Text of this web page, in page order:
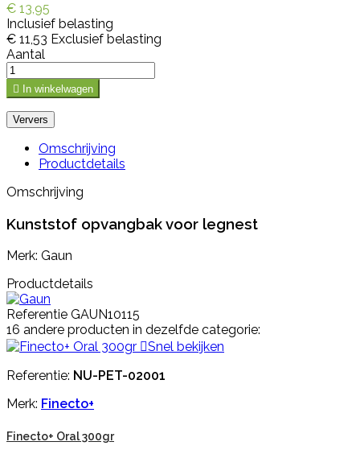
€ 13,95
Inclusief belasting
€ 11,53 Exclusief belasting
Aantal
 In winkelwagen
Omschrijving
Productdetails
Omschrijving
Kunststof opvangbak voor legnest
Merk: Gaun
Productdetails
Referentie GAUN10115
16 andere producten in dezelfde categorie:
Snel bekijken
Referentie: NU-PET-02001
Merk: Finecto+
Finecto+ Oral 300gr